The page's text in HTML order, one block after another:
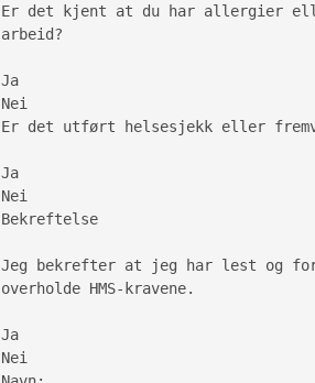
Er det kjent at du har allergier
arbeid?
Ja
Nei
Er det utført helsesjekk eller
Ja
Nei
Bekreftelse
Jeg bekrefter at jeg har lest og
overholde HMS-kravene.
Ja
Nei